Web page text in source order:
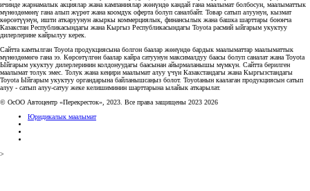
ичинде жарнамалык акциялар жана кампаниялар жөнүндө кандай гана маалымат болбосун, маалыматтык
мүнөздөмөнү гана алып жүрөт жана коомдук оферта болуп саналбайт. Товар сатып алуунун, кызмат
көрсөтүүнүн, ишти аткаруунун акыркы коммерциялык, финансылык жана башка шарттары боюнча
Казакстан Республикасындагы жана Кыргыз Республикасындагы Toyota расмий ыйгарым укуктуу
дилерлерине кайрылуу керек.
Сайтта камтылган Toyota продукциясына болгон баалар жөнүндө бардык маалыматтар маалыматтык
мүнөздөмөгө гана ээ. Көрсөтүлгөн баалар кайра сатуунун максималдуу баасы болуп саналат жана Toyota
Ыйгарым укуктуу дилерлеринин колдонуудагы баасынан айырмаланышы мүмкүн. Сайтта берилген
маалымат толук эмес. Толук жана кеңири маалымат алуу үчүн Казакстандагы жана Кыргызстандагы
Toyota Ыйгарым укуктуу органдарына байланышсаңыз болот. Toyotaнын каалаган продукциясын сатып
алуу - сатып алуу-сатуу жеке келишиминин шарттарына ылайык аткарылат.
© ОсОО Автоцентр «Перекресток», 2023. Все права защищены 2023 2026
Юридикалык маалымат
>